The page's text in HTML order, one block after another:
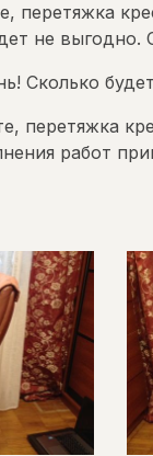
перетяжка
не
Сколько
перетяжка
работ